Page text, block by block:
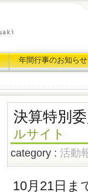
年間行事のお知らせ
決算特別
ルサイト
category : 活動
10月21日ま